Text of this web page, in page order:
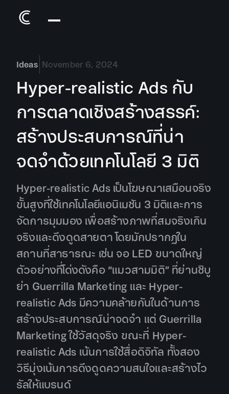
Ideas November 6, 2024
Hyper-realistic Ads กับ
การตลาดเชิงสร้างสรรค์:
สร้างประสบการณ์ที่น่า
จดจำด้วยเทคโนโลยี 3 มิติ
Hyper-realistic Ads เป็นโฆษณาเสมือนจริง
ขั้นสูงที่ใช้เทคโนโลยีแอนิเมชัน 3 มิติและการ
จัดการมุมมอง เพื่อสร้างภาพที่สมจริงเกิน
จริงและดึงดูดสายตา โดยมักปรากฏใน
สถานที่สาธารณะ เช่น จอ LED ขนาดใหญ่
ตัวอย่างที่โด่งดังคือ “แมวสามมิติ” ที่ย่านชิบู
ย่า Guerrilla Marketing และ Hyper-
realistic Ads มีความคล้ายกันในด้านการ
สร้างประสบการณ์น่าจดจำ แต่ Guerrilla
Marketing ใช้วัสดุจริง ขณะที่ Hyper-
realistic Ads เน้นการใช้สื่อดิจิทัล ทั้งสอง
วิธีมุ่งเน้นการดึงดูดความสนใจและสร้างไว
รัลให้แบรนด์